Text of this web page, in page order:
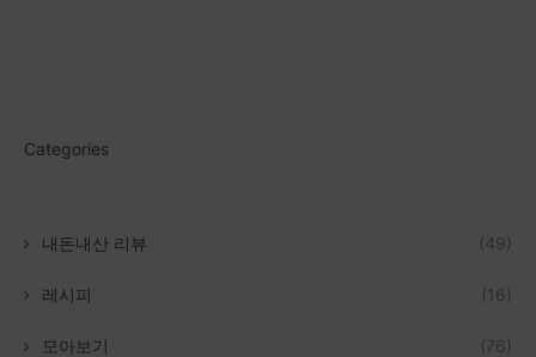
Categories
내돈내산 리뷰 (49)
레시피 (16)
모아보기 (76)